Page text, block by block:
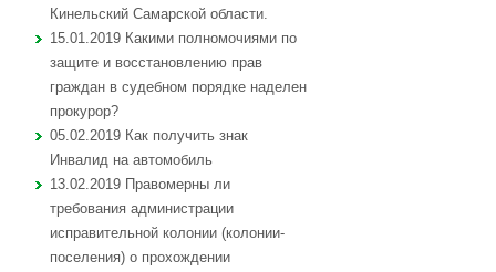
Кинельский Самарской области.
15.01.2019 Какими полномочиями по
защите и восстановлению прав
граждан в судебном порядке наделен
прокурор?
05.02.2019 Как получить знак
Инвалид на автомобиль
13.02.2019 Правомерны ли
требования администрации
исправительной колонии (колонии-
поселения) о прохождении